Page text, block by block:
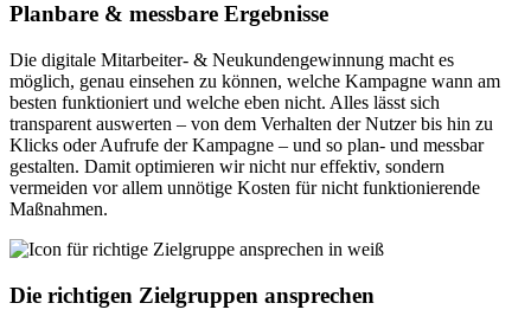
Planbare & messbare Ergebnisse
Die digitale Mitarbeiter- & Neukundengewinnung macht es
möglich, genau einsehen zu können, welche Kampagne wann am
besten funktioniert und welche eben nicht. Alles lässt sich
transparent auswerten – von dem Verhalten der Nutzer bis hin zu
Klicks oder Aufrufe der Kampagne – und so plan- und messbar
gestalten. Damit optimieren wir nicht nur effektiv, sondern
vermeiden vor allem unnötige Kosten für nicht funktionierende
Maßnahmen.
Die richtigen Zielgruppen ansprechen